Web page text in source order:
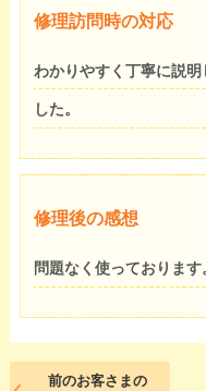
修理訪問時の対応
わかりやすく丁寧に説
した。
修理後の感想
問題なく使っております
前のお客さまの